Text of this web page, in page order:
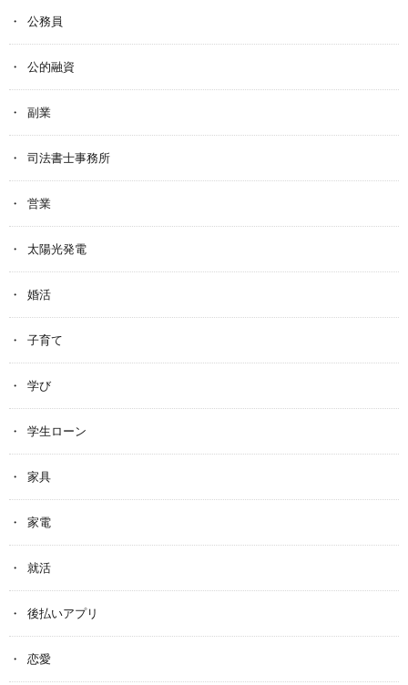
公務員
公的融資
副業
司法書士事務所
営業
太陽光発電
婚活
子育て
学び
学生ローン
家具
家電
就活
後払いアプリ
恋愛